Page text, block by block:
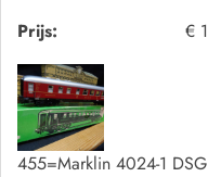
Prijs:
€
455=Marklin 4024-1